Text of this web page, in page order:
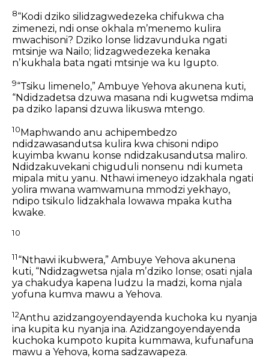
8“Kodi dziko silidzagwedezeka chifukwa cha
zimenezi, ndi onse okhala mʼmenemo kulira
mwachisoni? Dziko lonse lidzavunduka ngati
mtsinje wa Nailo; lidzagwedezeka kenaka
nʼkukhala bata ngati mtsinje wa ku Igupto.
9“Tsiku limenelo,” Ambuye Yehova akunena kuti,
“Ndidzadetsa dzuwa masana ndi kugwetsa mdima
pa dziko lapansi dzuwa likuswa mtengo.
10 Maphwando anu achipembedzo
ndidzawasandutsa kulira kwa chisoni ndipo
kuyimba kwanu konse ndidzakusandutsa maliro.
Ndidzakuvekani chiguduli nonsenu ndi kumeta
mipala mitu yanu. Nthawi imeneyo idzakhala ngati
yolira mwana wamwamuna mmodzi yekhayo,
ndipo tsikulo lidzakhala lowawa mpaka kutha
kwake.
10
11“Nthawi ikubwera,” Ambuye Yehova akunena
kuti, “Ndidzagwetsa njala mʼdziko lonse; osati njala
ya chakudya kapena ludzu la madzi, koma njala
yofuna kumva mawu a Yehova.
12Anthu azidzangoyendayenda kuchoka ku nyanja
ina kupita ku nyanja ina. Azidzangoyendayenda
kuchoka kumpoto kupita kummawa, kufunafuna
mawu a Yehova, koma sadzawapeza.